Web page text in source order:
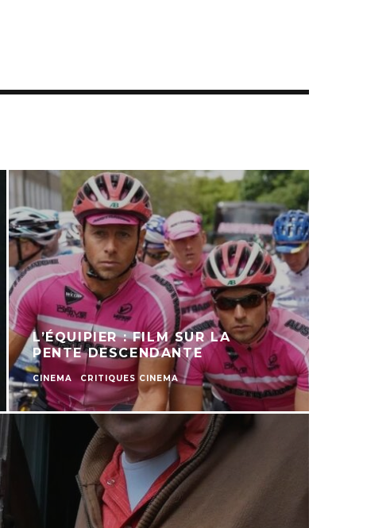
L’ÉQUIPIER : FILM SUR LA
PENTE DESCENDANTE
CINEMA CRITIQUES CINEMA